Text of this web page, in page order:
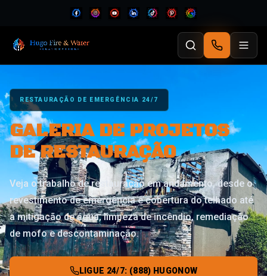
RESTAURAÇÃO DE EMERGÊNCIA 24/7
GALERIA DE PROJETOS
DE RESTAURAÇÃO
Veja o trabalho de restauração em andamento, desde o
revestimento de emergência e cobertura do telhado até
a mitigação de água, limpeza de incêndio, remediação
de mofo e descontaminação.
LIGUE 24/7: (888) HUGONOW